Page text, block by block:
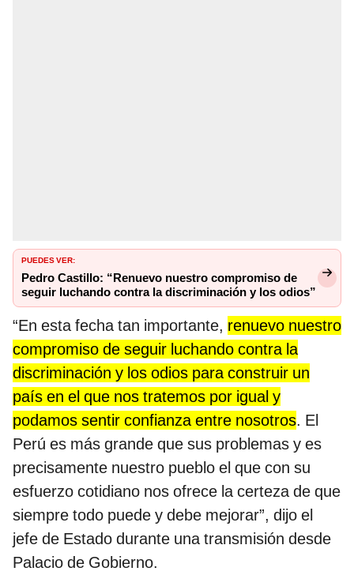
PUEDES VER:
Pedro Castillo: “Renuevo nuestro compromiso de
seguir luchando contra la discriminación y los odios”
“En esta fecha tan importante, renuevo nuestro
compromiso de seguir luchando contra la
discriminación y los odios para construir un
país en el que nos tratemos por igual y
podamos sentir confianza entre nosotros. El
Perú es más grande que sus problemas y es
precisamente nuestro pueblo el que con su
esfuerzo cotidiano nos ofrece la certeza de que
siempre todo puede y debe mejorar”, dijo el
jefe de Estado durante una transmisión desde
Palacio de Gobierno.